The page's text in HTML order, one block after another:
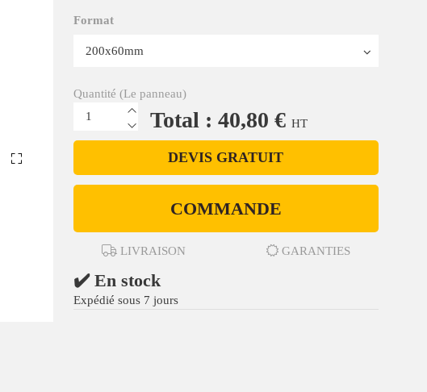
Format
Quantité (Le panneau)
Total : 40,80 € HT
DEVIS GRATUIT
COMMANDE
LIVRAISON GARANTIES
✔️ En stock
Expédié sous 7 jours